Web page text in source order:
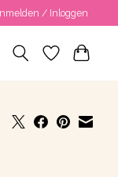
/ Inloggen